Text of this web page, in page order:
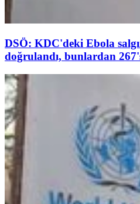
DSÖ: KDC'deki Ebola
doğrulandı, bunlardan